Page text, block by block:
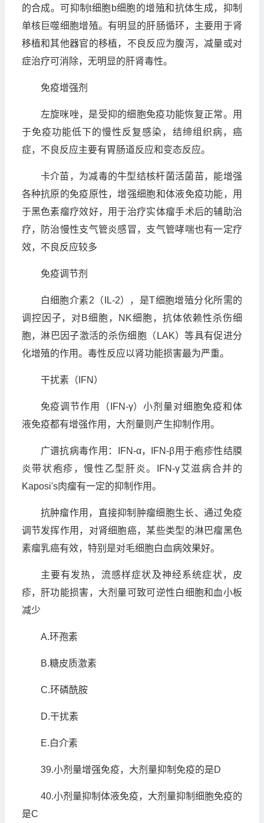
的合成。可抑制t细胞b细胞的增殖和抗体生成，抑制
单核巨噬细胞增殖。有明显的肝肠循环，主要用于肾
移植和其他器官的移植，不良反应为腹泻，减量或对
症治疗可消除，无明显的肝肾毒性。
免疫增强剂
左旋咪唑，是受抑的细胞免疫功能恢复正常。用
于免疫功能低下的慢性反复感染，结缔组织病，癌
症，不良反应主要有胃肠道反应和变态反应。
卡介苗，为减毒的牛型结核杆菌活菌苗，能增强
各种抗原的免疫原性，增强细胞和体液免疫功能，用
于黑色素瘤疗效好，用于治疗实体瘤手术后的辅助治
疗，防治慢性支气管炎感冒，支气管哮喘也有一定疗
效，不良反应较多
免疫调节剂
白细胞介素2（IL-2），是T细胞增殖分化所需的
调控因子，对B细胞，NK细胞，抗体依赖性杀伤细
胞，淋巴因子激活的杀伤细胞（LAK）等具有促进分
化增殖的作用。毒性反应以肾功能损害最为严重。
干扰素（IFN）
免疫调节作用（IFN-γ）小剂量对细胞免疫和体
液免疫都有增强作用，大剂量则产生抑制作用。
广谱抗病毒作用：IFN-α，IFN-β用于疱疹性结膜
炎带状疱疹，慢性乙型肝炎。IFN-γ艾滋病合并的
Kaposi's肉瘤有一定的抑制作用。
抗肿瘤作用，直接抑制肿瘤细胞生长、通过免疫
调节发挥作用，对肾细胞癌，某些类型的淋巴瘤黑色
素瘤乳癌有效，特别是对毛细胞白血病效果好。
主要有发热，流感样症状及神经系统症状，皮
疹，肝功能损害，大剂量可致可逆性白细胞和血小板
减少
A.环孢素
B.糖皮质激素
C.环磷酰胺
D.干扰素
E.白介素
39.小剂量增强免疫，大剂量抑制免疫的是D
40.小剂量抑制体液免疫，大剂量抑制细胞免疫的
是C